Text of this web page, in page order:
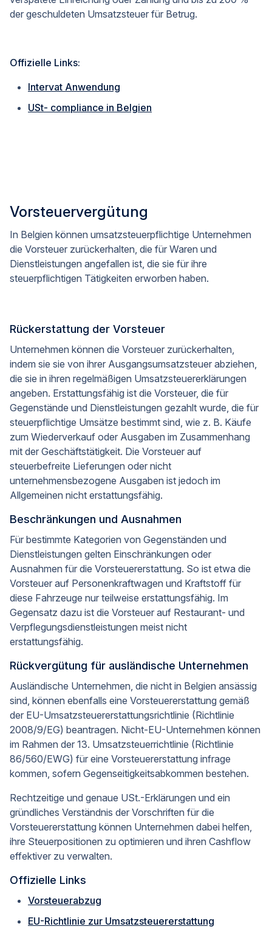
der geschuldeten Umsatzsteuer für Betrug.
Offizielle Links:
Intervat Anwendung
USt- compliance in Belgien
Vorsteuervergütung
In Belgien können umsatzsteuerpflichtige Unternehmen
die Vorsteuer zurückerhalten, die für Waren und
Dienstleistungen angefallen ist, die sie für ihre
steuerpflichtigen Tätigkeiten erworben haben.
Rückerstattung der Vorsteuer
Unternehmen können die Vorsteuer zurückerhalten,
indem sie sie von ihrer Ausgangsumsatzsteuer abziehen,
die sie in ihren regelmäßigen Umsatzsteuererklärungen
angeben. Erstattungsfähig ist die Vorsteuer, die für
Gegenstände und Dienstleistungen gezahlt wurde, die für
steuerpflichtige Umsätze bestimmt sind, wie z. B. Käufe
zum Wiederverkauf oder Ausgaben im Zusammenhang
mit der Geschäftstätigkeit. Die Vorsteuer auf
steuerbefreite Lieferungen oder nicht
unternehmensbezogene Ausgaben ist jedoch im
Allgemeinen nicht erstattungsfähig.
Beschränkungen und Ausnahmen
Für bestimmte Kategorien von Gegenständen und
Dienstleistungen gelten Einschränkungen oder
Ausnahmen für die Vorsteuererstattung. So ist etwa die
Vorsteuer auf Personenkraftwagen und Kraftstoff für
diese Fahrzeuge nur teilweise erstattungsfähig. Im
Gegensatz dazu ist die Vorsteuer auf Restaurant- und
Verpflegungsdienstleistungen meist nicht
erstattungsfähig.
Rückvergütung für ausländische Unternehmen
Ausländische Unternehmen, die nicht in Belgien ansässig
sind, können ebenfalls eine Vorsteuererstattung gemäß
der EU-Umsatzsteuererstattungsrichtlinie (Richtlinie
2008/9/EG) beantragen. Nicht-EU-Unternehmen können
im Rahmen der 13. Umsatzsteuerrichtlinie (Richtlinie
86/560/EWG) für eine Vorsteuererstattung infrage
kommen, sofern Gegenseitigkeitsabkommen bestehen.
Rechtzeitige und genaue USt.-Erklärungen und ein
gründliches Verständnis der Vorschriften für die
Vorsteuererstattung können Unternehmen dabei helfen,
ihre Steuerpositionen zu optimieren und ihren Cashflow
effektiver zu verwalten.
Offizielle Links
Vorsteuerabzug
EU-Richtlinie zur Umsatzsteuererstattung